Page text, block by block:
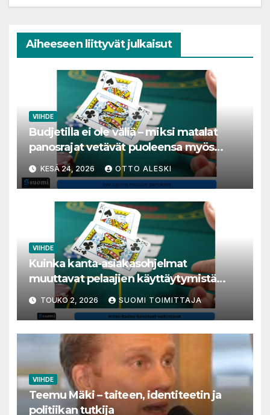
Aiheeseen liittyvät julkaisut
VIIHDE
Budjetilla ei ole väliä – miksi matalat
panosrajat vetävät puoleensa myös
varakkaita harrastajia
KESÄ 24, 2026 OTTO ALESKI
VIIHDE
Kuinka kanta-asiakasohjelmat
muuttavat pelaajien käyttäytymistä
nettikasinoilla
TOUKO 2, 2026 SUOMI TOIMITTAJA
VIIHDE
Teemu Mäki – taiteen, identiteetin ja
politiikan tutkija